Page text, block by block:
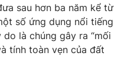
Shorts video
sau hơn ba năm kể từ
số ứng dụng nổi tiếng
là chúng gây ra “mối
tính toàn vẹn của đất